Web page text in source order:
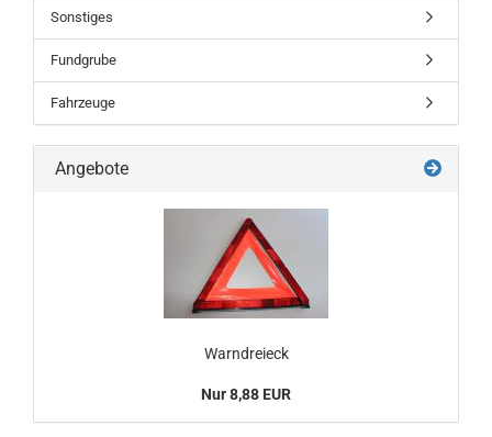
Sonstiges
Fundgrube
Fahrzeuge
Angebote
Warndreieck
Nur 8,88 EUR